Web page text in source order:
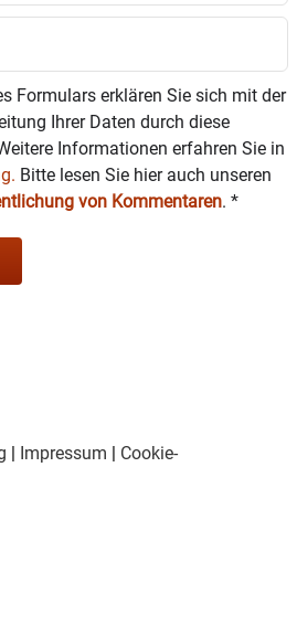
Formulars erklären Sie sich mit der
Ihrer Daten durch diese
Informationen erfahren Sie in
Bitte lesen Sie hier auch unseren
von Kommentaren. *
| Impressum | Cookie-